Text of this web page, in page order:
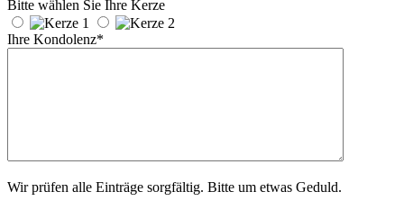
Bitte wählen Sie Ihre Kerze
Ihre Kondolenz*
Wir prüfen alle Einträge sorgfältig. Bitte um etwas Geduld.